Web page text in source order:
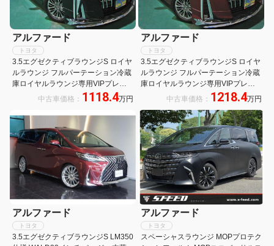
アルファード
トヨタ
3.5エグゼクティブラウンジS ロイヤ
ルラウンジ フルパーテーション冷蔵
庫ロイヤルラウンジ専用VIPプレミ
アムナッパ本革シートリヤエンター
ントロールタッチパネル前後間通話
リラクゼーションシステムモデリス
タエアロLED
中古車価格： 1118.4万円
アルファード
トヨタ
3.5エグゼクティブラウンジS ロイヤ
ルラウンジ フルパーテーション冷蔵
庫ロイヤルラウンジ専用VIPプレミ
アムナッパ本革シートリヤエンタテ
トロールタッチパネルリラクゼーシ
ョンシステム前後間通話システムモ
デリスタエアロ
中古車価格： 1218.4万円
アルファード
トヨタ
3.5エグゼクティブラウンジS LM350
アルファード
トヨタ
スペーシャスラウンジ MOPプロテク